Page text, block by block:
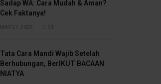
Sadap WA: Cara Mudah & Aman?
Cek Faktanya!
MAY 27, 2025 91
Tata Cara Mandi Wajib Setelah
Berhubungan, BerIKUT BACAAN
NIATYA